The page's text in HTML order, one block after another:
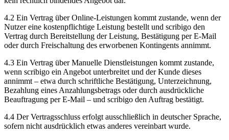
4.2 Ein Vertrag über Online-Leistungen kommt zustande, wenn der
Nutzer eine kostenpflichtige Leistung bestellt und scribigo den
Vertrag durch Bereitstellung der Leistung, Bestätigung per E-Mail
oder durch Freischaltung des erworbenen Kontingents annimmt.
4.3 Ein Vertrag über Manuelle Dienstleistungen kommt zustande,
wenn scribigo ein Angebot unterbreitet und der Kunde dieses
annimmt – etwa durch schriftliche Bestätigung, Unterzeichnung,
Bezahlung eines Anzahlungsbetrags oder durch ausdrückliche
Beauftragung per E-Mail – und scribigo den Auftrag bestätigt.
4.4 Der Vertragsschluss erfolgt ausschließlich in deutscher Sprache,
sofern nicht ausdrücklich etwas anderes vereinbart wurde.